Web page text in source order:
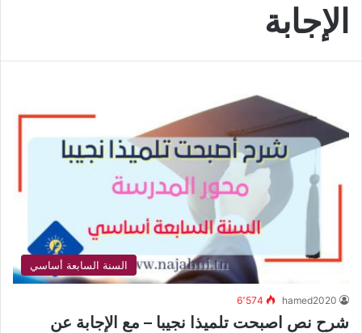
الإجابة
السنة السابعة أساسي
hamed2020 6٬574
شرح نص اصبحت تلميذا نجيبا – مع الإجابة عن